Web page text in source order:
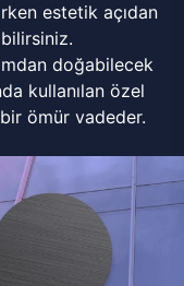
estetik açıdan
doğabilecek
kullanılan özel
ömür vadeder.